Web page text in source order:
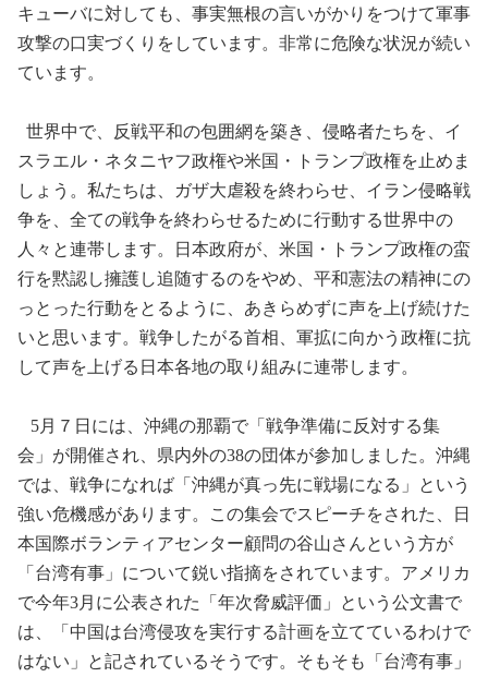
キューバに対しても、事実無根の言いがかりをつけて軍事
攻撃の口実づくりをしています。非常に危険な状況が続い
ています。
世界中で、反戦平和の包囲網を築き、侵略者たちを、イ
スラエル・ネタニヤフ政権や米国・トランプ政権を止めま
しょう。私たちは、ガザ大虐殺を終わらせ、イラン侵略戦
争を、全ての戦争を終わらせるために行動する世界中の
人々と連帯します。日本政府が、米国・トランプ政権の蛮
行を黙認し擁護し追随するのをやめ、平和憲法の精神にの
っとった行動をとるように、あきらめずに声を上げ続けた
いと思います。戦争したがる首相、軍拡に向かう政権に抗
して声を上げる日本各地の取り組みに連帯します。
5月７日には、沖縄の那覇で「戦争準備に反対する集
会」が開催され、県内外の38の団体が参加しました。沖縄
では、戦争になれば「沖縄が真っ先に戦場になる」という
強い危機感があります。この集会でスピーチをされた、日
本国際ボランティアセンター顧問の谷山さんという方が
「台湾有事」について鋭い指摘をされています。アメリカ
で今年3月に公表された「年次脅威評価」という公文書で
は、「中国は台湾侵攻を実行する計画を立てているわけで
はない」と記されているそうです。そもそも「台湾有事」